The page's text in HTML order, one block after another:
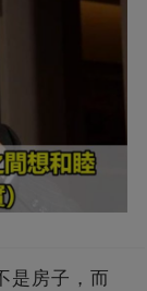
是房子，而